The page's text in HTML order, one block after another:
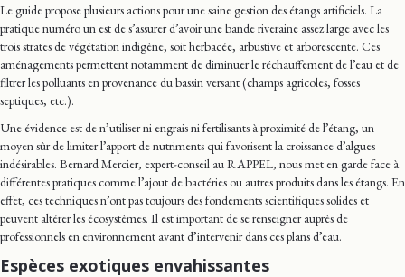
Le guide propose plusieurs actions pour une saine gestion des étangs artificiels. La
pratique numéro un est de s’assurer d’avoir une bande riveraine assez large avec les
trois strates de végétation indigène, soit herbacée, arbustive et arborescente. Ces
aménagements permettent notamment de diminuer le réchauffement de l’eau et de
filtrer les polluants en provenance du bassin versant (champs agricoles, fosses
septiques, etc.).
Une évidence est de n’utiliser ni engrais ni fertilisants à proximité de l’étang, un
moyen sûr de limiter l’apport de nutriments qui favorisent la croissance d’algues
indésirables. Bernard Mercier, expert-conseil au RAPPEL, nous met en garde face à
différentes pratiques comme l’ajout de bactéries ou autres produits dans les étangs. En
effet, ces techniques n’ont pas toujours des fondements scientifiques solides et
peuvent altérer les écosystèmes. Il est important de se renseigner auprès de
professionnels en environnement avant d’intervenir dans ces plans d’eau.
Espèces exotiques envahissantes